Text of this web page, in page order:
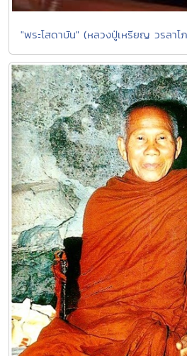
"พระโสดาบัน" (หลวงปู่เหรียญ วรลาโ